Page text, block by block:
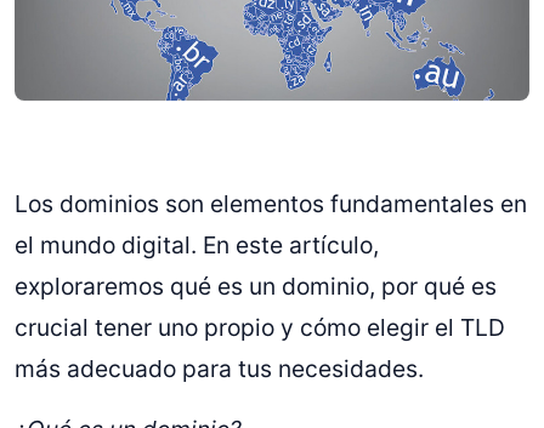
Los dominios son elementos fundamentales en
el mundo digital. En este artículo,
exploraremos qué es un dominio, por qué es
crucial tener uno propio y cómo elegir el TLD
más adecuado para tus necesidades.